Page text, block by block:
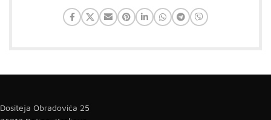
Dositeja Obradovića 25